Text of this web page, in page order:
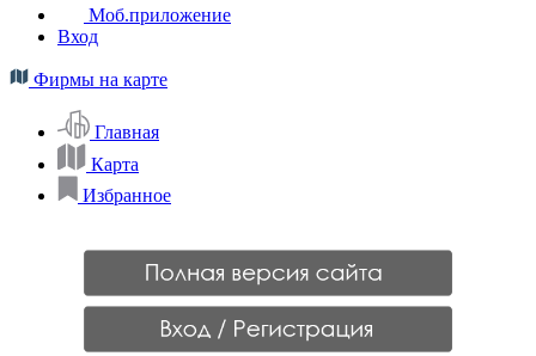
Моб.приложение
Вход
Фирмы на карте
Главная
Карта
Избранное